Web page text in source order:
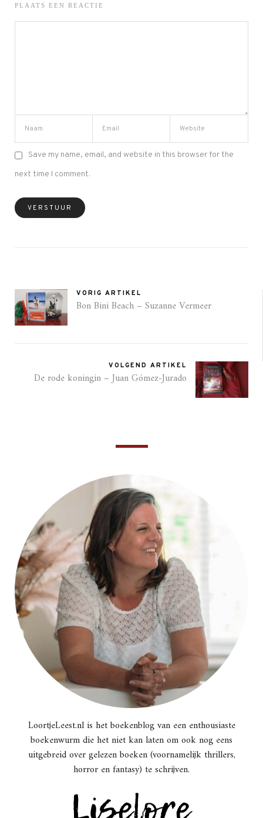
PLAATS EEN REACTIE
Save my name, email, and website in this browser for the
next time I comment.
VORIG ARTIKEL
Bon Bini Beach – Suzanne Vermeer
VOLGEND ARTIKEL
De rode koningin – Juan Gómez-Jurado
LoortjeLeest.nl is het boekenblog van een enthousiaste
boekenwurm die het niet kan laten om ook nog eens
uitgebreid over gelezen boeken (voornamelijk thrillers,
horror en fantasy) te schrijven.